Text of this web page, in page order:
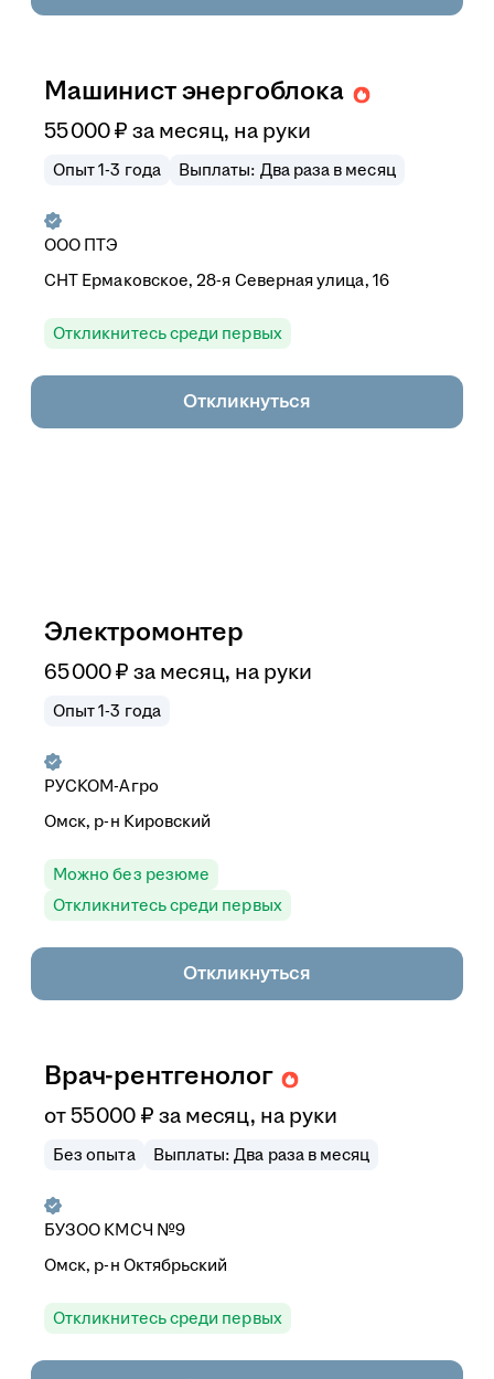
Машинист энергоблока
55 000₽ за месяц, на руки
Опыт 1-3 года Выплаты: Два раза в месяц
ООО ПТЭ
СНТ Ермаковское, 28-я Северная улица, 16
Откликнитесь среди первых
Откликнуться
Электромонтер
65 000₽ за месяц, на руки
Опыт 1-3 года
РУСКОМ-Агро
Омск, р-н Кировский
Можно без резюме
Откликнитесь среди первых
Откликнуться
Врач-рентгенолог
от55 000 ₽ за месяц, на руки
Без опыта Выплаты: Два раза в месяц
БУЗОО КМСЧ №9
Омск, р-н Октябрьский
Откликнитесь среди первых